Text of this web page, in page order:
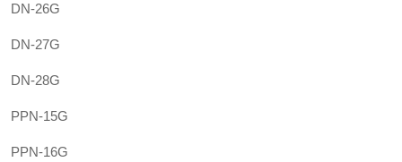
DN-26G
DN-27G
DN-28G
PPN-15G
PPN-16G